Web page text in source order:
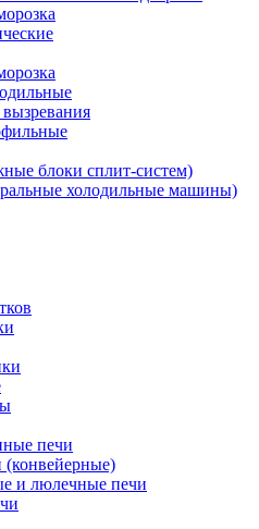
блоки сплит-систем)
холодильные машины)
печи
и люлечные печи